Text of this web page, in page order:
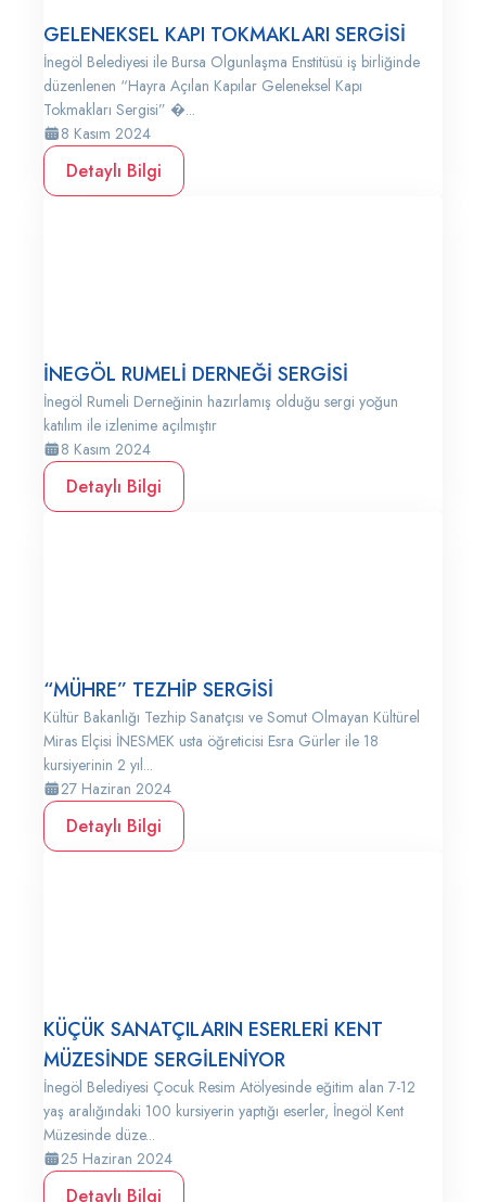
GELENEKSEL KAPI TOKMAKLARI SERGİSİ
İnegöl Belediyesi ile Bursa Olgunlaşma Enstitüsü iş birliğinde
düzenlenen “Hayra Açılan Kapılar Geleneksel Kapı
Tokmakları Sergisi” �...
8 Kasım 2024
Detaylı Bilgi
İNEGÖL RUMELİ DERNEĞİ SERGİSİ
İnegöl Rumeli Derneğinin hazırlamış olduğu sergi yoğun
katılım ile izlenime açılmıştır
8 Kasım 2024
Detaylı Bilgi
“MÜHRE” TEZHİP SERGİSİ
Kültür Bakanlığı Tezhip Sanatçısı ve Somut Olmayan Kültürel
Miras Elçisi İNESMEK usta öğreticisi Esra Gürler ile 18
kursiyerinin 2 yıl...
27 Haziran 2024
Detaylı Bilgi
KÜÇÜK SANATÇILARIN ESERLERİ KENT
MÜZESİNDE SERGİLENİYOR
İnegöl Belediyesi Çocuk Resim Atölyesinde eğitim alan 7-12
yaş aralığındaki 100 kursiyerin yaptığı eserler, İnegöl Kent
Müzesinde düze...
25 Haziran 2024
Detaylı Bilgi